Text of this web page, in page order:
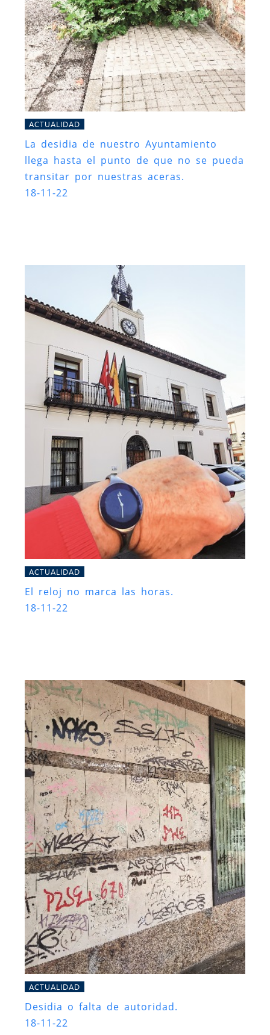
ACTUALIDAD
La desidia de nuestro Ayuntamiento
llega hasta el punto de que no se pueda
transitar por nuestras aceras.
18-11-22
ACTUALIDAD
El reloj no marca las horas.
18-11-22
ACTUALIDAD
Desidia o falta de autoridad.
18-11-22